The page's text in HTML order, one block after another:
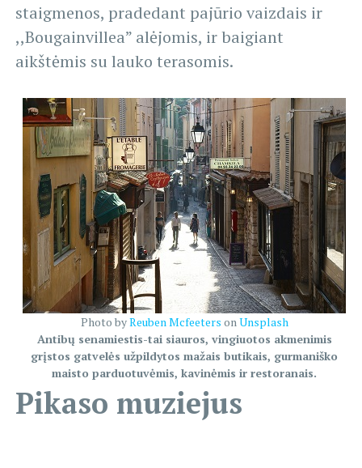
staigmenos, pradedant pajūrio vaizdais ir
,,Bougainvillea” alėjomis, ir baigiant
aikštėmis su lauko terasomis.
Photo byReuben Mcfeeters on Unsplash
Antibų senamiestis-tai siauros, vingiuotos akmenimis
grįstos gatvelės užpildytos mažais butikais, gurmaniško
maisto parduotuvėmis, kavinėmis ir restoranais.
Pikaso muziejus